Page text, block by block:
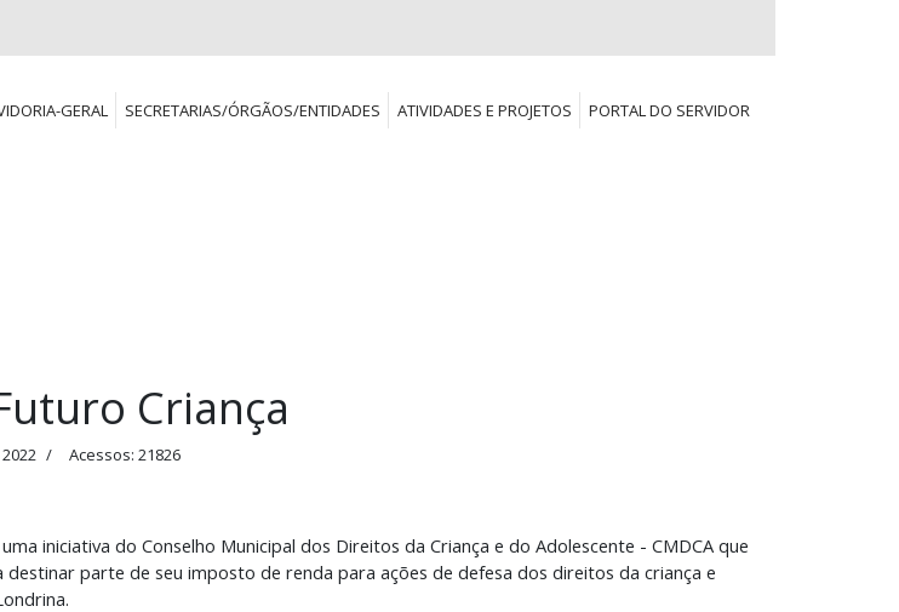
GERAL SECRETARIAS/ÓRGÃOS/ENTIDADES ATIVIDADES E PROJETOS PORTAL DO SERVIDOR
Criança
Acessos: 21826
iniciativa do Conselho Municipal dos Direitos da Criança e do Adolescente - CMDCA que
destinar parte de seu imposto de renda para ações de defesa dos direitos da criança e